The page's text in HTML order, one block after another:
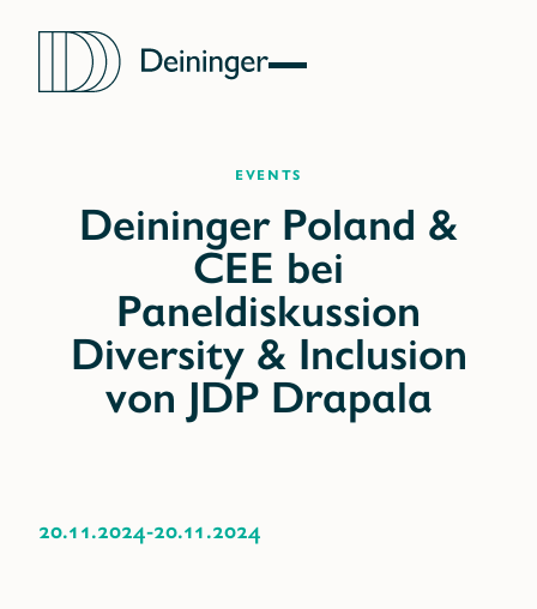
Events
20.11.2024-20.11.2024